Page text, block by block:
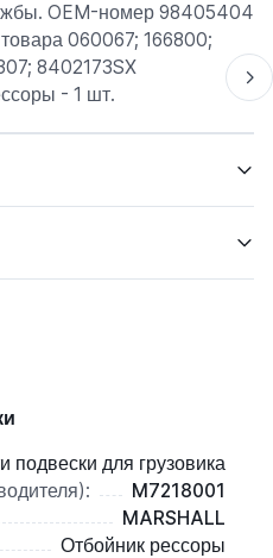
OEM-номер 98405404
060067; 166800;
8402173SX
- 1 шт.
подвески для грузовика
M7218001
MARSHALL
Отбойник рессоры